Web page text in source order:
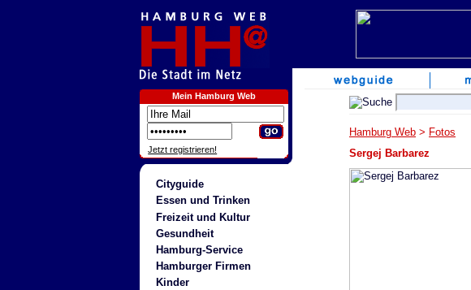
Mein Hamburg Web
Jetzt registrieren!
Cityguide
Essen und Trinken
Freizeit und Kultur
Gesundheit
Hamburg-Service
Hamburger Firmen
Kinder
Hamburg Web > Fotos
Sergej Barbarez